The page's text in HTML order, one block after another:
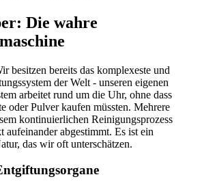
Die wahre
besitzen bereits das komplexeste und
der Welt - unseren eigenen
arbeitet rund um die Uhr, ohne dass
oder Pulver kaufen müssten. Mehrere
kontinuierlichen Reinigungsprozess
aufeinander abgestimmt. Es ist ein
das wir oft unterschätzen.